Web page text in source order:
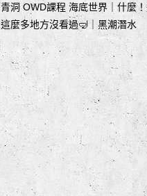
青洞 OWD課程 海底世界｜什麼
這麼多地方沒看過🤿｜黑潮潛水